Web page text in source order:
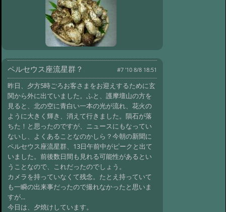
ペルセウス座流星群？ #7 '10 8/8 18:51
昨日、夕方5時ごろお客さまをお迎えするために玄
関から外に出ていました。ふと、護摩壇山の方を
見ると、北の空に青白い一本の光が流れ、花火の
ように大きく輝き、消えて行きました。隕石が落
ちた！と思ったのですが、ニュースにもなってい
ないし、よくあることなのかしら？今朝の新聞に
ペルセウス座流星群、13日午前中がピークと出て
いました。前後数日間も見れる可能性があるとい
うことなので、これだったのでしょう。
カメラを持っていなくて残念。たとえ持っていて
も一瞬の出来事だったので撮れなかったと思いま
すが...
今日は、夕焼けしています。